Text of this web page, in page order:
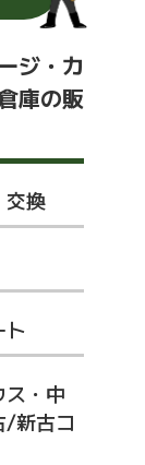
ジ・カ
庫の販
交換
ト
ス・中
/新古コ